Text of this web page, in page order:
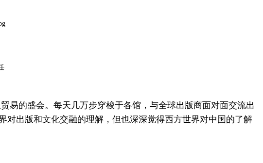
易的盛会。每天几万步穿梭于各馆，与全球出版商面对面交流出
出版和文化交融的理解，但也深深觉得西方世界对中国的了解